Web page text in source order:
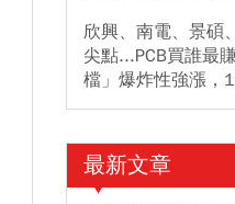
欣興、南電、景碩
尖點...PCB買誰最
檔」爆炸性強漲，
最新文章